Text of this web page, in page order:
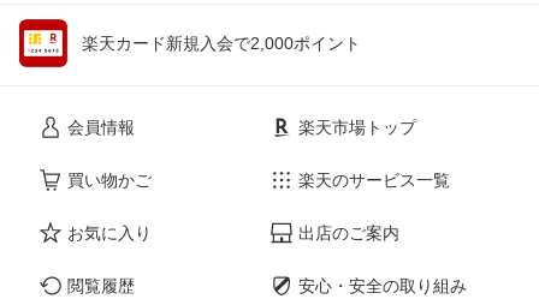
楽天カード新規入会で2,000ポイント
会員情報
買い物かご
お気に入り
閲覧履歴
楽天市場トップ
楽天のサービス一覧
出店のご案内
安心・安全の取り組み